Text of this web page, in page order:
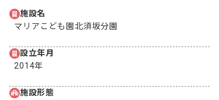
施設名
マリアこども園北須坂分園
設立年月
2014年
施設形態